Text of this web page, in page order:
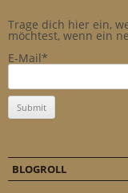
Trage dich hier ein,
möchtest, wenn ein
E-Mail*
BLOGROLL